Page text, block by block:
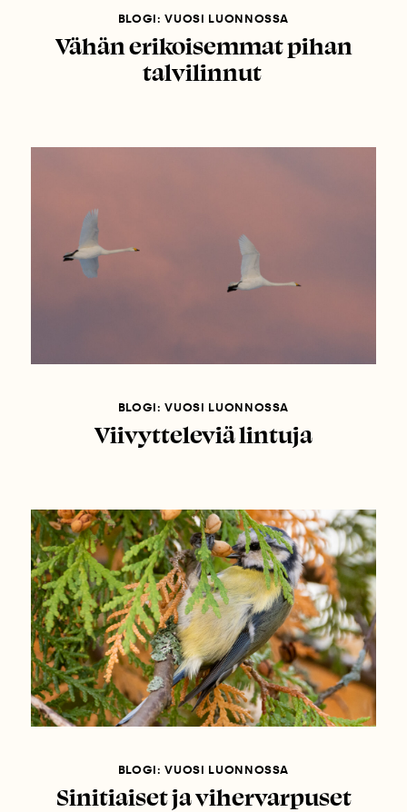
BLOGI: VUOSI LUONNOSSA
Vähän erikoisemmat pihan
talvilinnut
BLOGI: VUOSI LUONNOSSA
Viivytteleviä lintuja
BLOGI: VUOSI LUONNOSSA
Sinitiaiset ja vihervarpuset